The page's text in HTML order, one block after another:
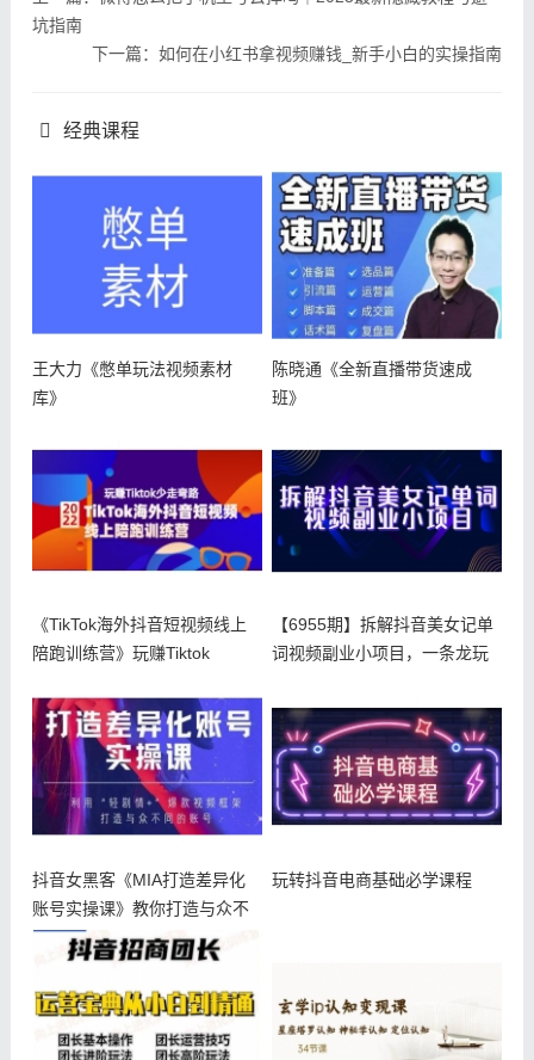
坑指南
下一篇：如何在小红书拿视频赚钱_新手小白的实操指南
经典课程
王大力《憋单玩法视频素材
库》
陈晓通《全新直播带货速成
班》
《TikTok海外抖音短视频线上
陪跑训练营》玩赚Tiktok
【6955期】拆解抖音美女记单
词视频副业小项目，一条龙玩
抖音女黑客《MIA打造差异化
账号实操课》教你打造与众不
同的账
玩转抖音电商基础必学课程